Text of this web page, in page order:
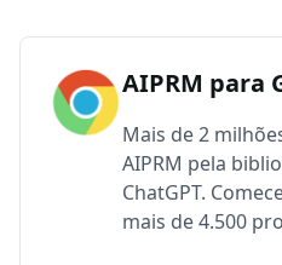
AIPRM para
Mais de 2
AIPRM pela
ChatGPT.
mais de 4.500